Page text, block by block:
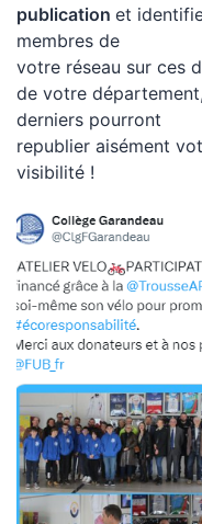
publication et
membres de
votre réseau sur ces
de votre
derniers pourront
republier aisément
visibilité !